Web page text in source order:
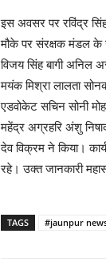
इस अवसर पर रविंद्र
मौके पर संरक्षक मंडल के
विजय सिंह बागी अनिल
मयंक मिश्रा लालता
एडवोकेट सचिन सोनी
महेंद्र अग्रहरि अंशु
देव विक्रम ने किया।
रहे। उक्त जानकारी
TAGS #jaunpur